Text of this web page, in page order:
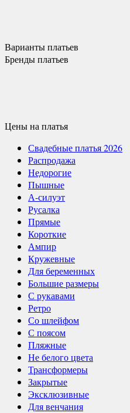
Вариантыплатьев
Брендыплатьев
Ценына платья
Свадебные платья 2026
Распродажа
Недорогие
Пышные
А-силуэт
Русалка
Прямые
Короткие
Ампир
Кружевные
Для беременных
Большие размеры
С рукавами
Ретро
Со шлейфом
С поясом
Пляжные
Не белого цвета
Трансформеры
Закрытые
Эксклюзивные
Для венчания